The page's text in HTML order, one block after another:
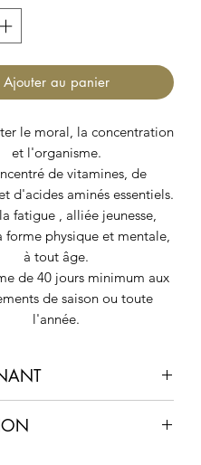
Ajouter au panier
le moral, la concentration
et l'organisme.
de vitamines, de
d'acides aminés essentiels.
fatigue , alliée jeunesse,
forme physique et mentale,
à tout âge.
de 40 jours minimum aux
de saison ou toute
l'année.